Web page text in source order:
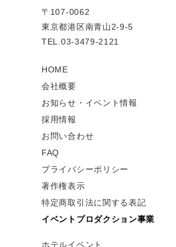
〒107-0062
東京都港区南青山2-9-5
TEL.03-3479-2121
HOME
会社概要
お知らせ・イベント情報
採用情報
お問い合わせ
FAQ
プライバシーポリシー
著作権表示
特定商取引法に関する表記
イベントプロダクション事業
ホテルイベント